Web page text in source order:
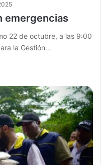
emergencias
22 de octubre, a las 9:00
la Gestión…